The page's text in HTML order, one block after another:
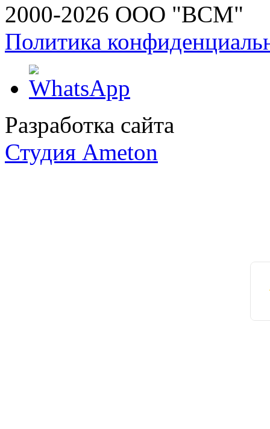
2000-2026 ООО "ВСМ"
Политика
Разработка сайта
Студия Ameton